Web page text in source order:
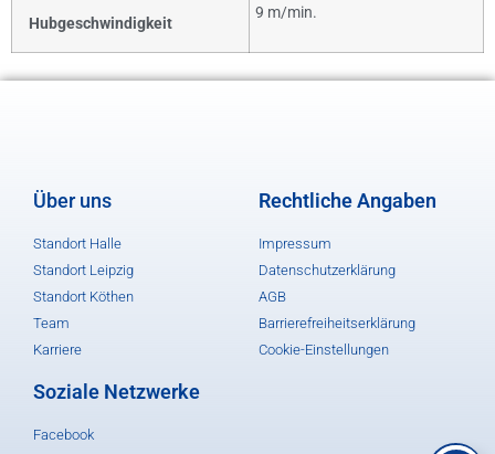
Hubgeschwindigkeit
9 m/min.
Über uns
Standort Halle
Standort Leipzig
Standort Köthen
Team
Karriere
Rechtliche Angaben
Impressum
Datenschutzerklärung
AGB
Barrierefreiheitserklärung
Cookie-Einstellungen
Soziale Netzwerke
Facebook